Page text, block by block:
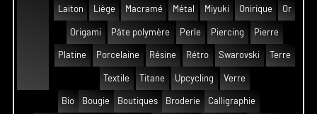
Laiton Liège Macramé Métal Miyuki Onirique Or
Origami Pâte polymère Perle Piercing Pierre
Platine Porcelaine Résine Rétro Swarovski Terre
Textile Titane Upcycling Verre
Bio Bougie Boutiques Broderie Calligraphie